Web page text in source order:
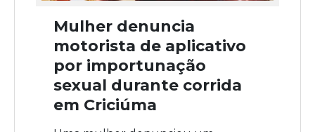
Mulher denuncia
motorista de aplicativo
por importunação
sexual durante corrida
em Criciúma